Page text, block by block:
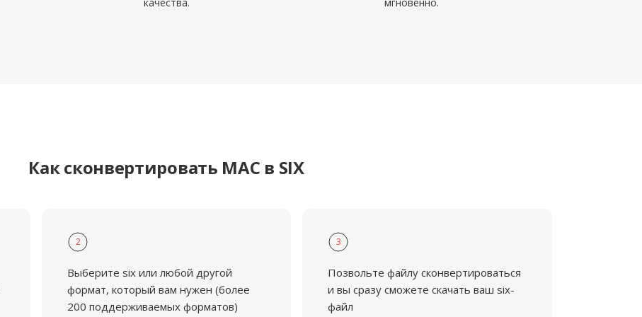
Как сконвертировать MAC в SIX
2
Выберите six или любой другой
формат, который вам нужен (более
200 поддерживаемых форматов)
3
Позвольте файлу сконвертироваться
и вы сразу сможете скачать ваш six-
файл